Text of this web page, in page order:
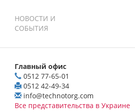
НОВОСТИ И
СОБЫТИЯ
Главный офис
0512 77-65-01
0512 42-49-34
info@technotorg.com
Все представительства в Украине